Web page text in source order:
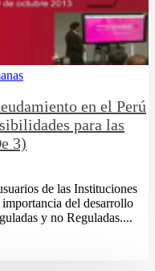
en el Perú
para las
3)
de las Instituciones
del desarrollo
y no Reguladas....